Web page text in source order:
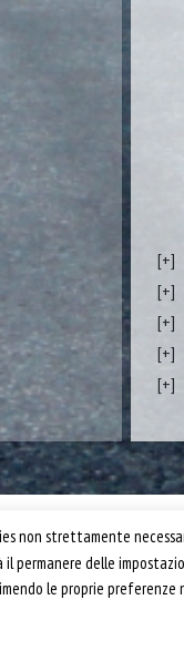
Privacy e
non strettamente
permanere delle
le proprie preferenze